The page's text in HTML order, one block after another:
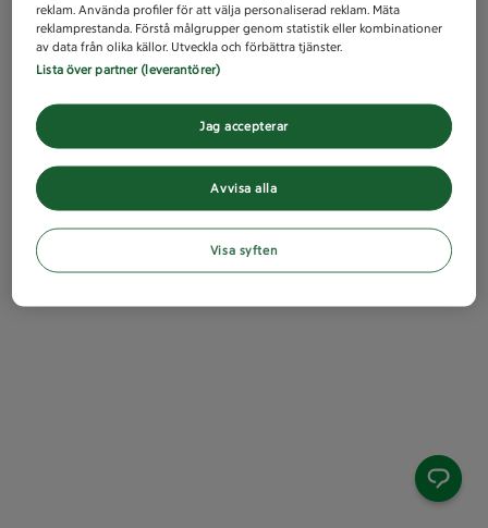
reklam. Använda profiler för att välja personaliserad reklam. Mäta
reklamprestanda. Förstå målgrupper genom statistik eller kombinationer
av data från olika källor. Utveckla och förbättra tjänster.
Lista över partner (leverantörer)
Avvisa alla
Jag accepterar
Visa syften